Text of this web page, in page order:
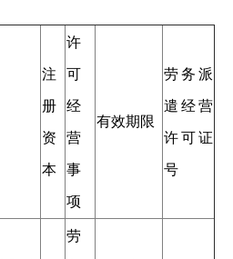
注
册
资
本
许
可
经
营
事
项
有效期限
劳务派
遣经营
许可证
号
劳